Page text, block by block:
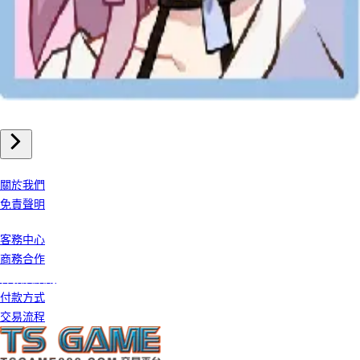
手機遊戲
崩壞星穹鐵道 儲值
關於我們
免責聲明
客務中心
商務合作
付款方式
交易流程